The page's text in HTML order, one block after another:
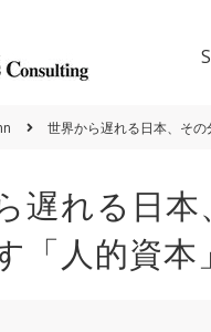
世界から遅れる日本、そ
遅れる日
「人的資本